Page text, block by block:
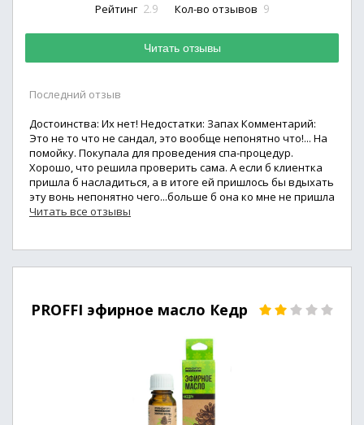
Рейтинг 2.9 Кол-во отзывов 9
Читать отзывы
Последний отзыв
Достоинства: Их нет! Недостатки: Запах Комментарий:
Это не то что не сандал, это вообще непонятно что!... На
помойку. Покупала для проведения спа-процедур.
Хорошо, что решила проверить сама. А если б клиентка
пришла б насладиться, а в итоге ей пришлось бы вдыхать
эту вонь непонятно чего...больше б она ко мне не пришла
Читать все отзывы
PROFFI эфирное масло Кедр